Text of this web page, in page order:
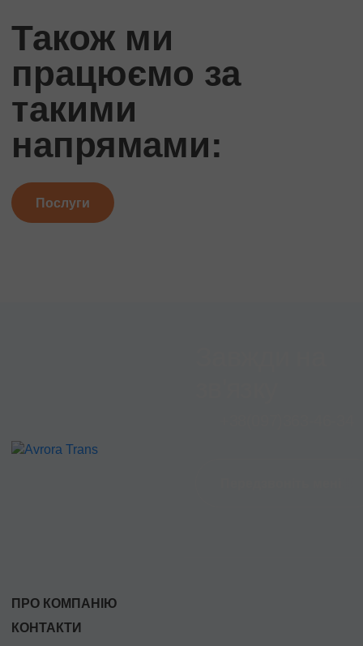
Також ми
працюємо за
такими
напрямами:
Послуги
ПРО КОМПАНІЮ
КОНТАКТИ